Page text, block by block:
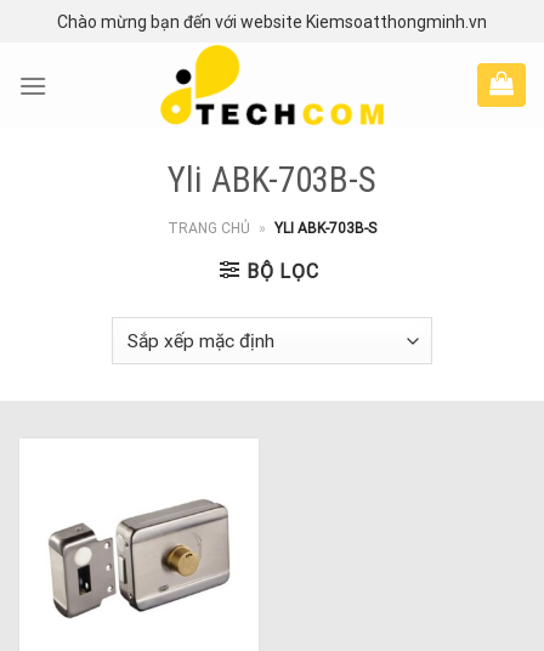
content
Chào mừng bạn đến với website Kiemsoatthongminh.vn
Yli ABK-703B-S
TRANG CHỦ » YLI ABK-703B-S
BỘ LỌC